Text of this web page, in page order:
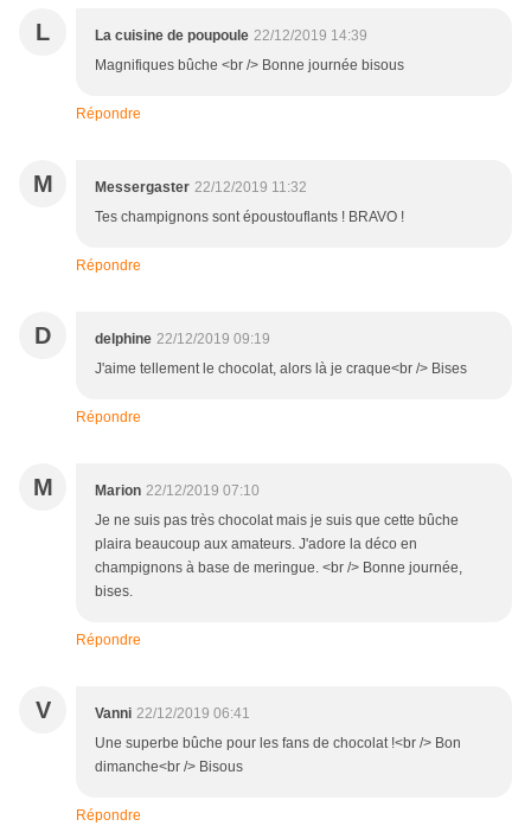
L La cuisine de poupoule 22/12/2019 14:39
Magnifiques bûche <br /> Bonne journée bisous
Répondre
M Messergaster 22/12/2019 11:32
Tes champignons sont époustouflants ! BRAVO !
Répondre
D delphine 22/12/2019 09:19
J'aime tellement le chocolat, alors là je craque<br /> Bises
Répondre
M Marion 22/12/2019 07:10
Je ne suis pas très chocolat mais je suis que cette bûche
plaira beaucoup aux amateurs. J'adore la déco en
champignons à base de meringue. <br /> Bonne journée,
bises.
Répondre
V Vanni 22/12/2019 06:41
Une superbe bûche pour les fans de chocolat !<br /> Bon
dimanche<br /> Bisous
Répondre